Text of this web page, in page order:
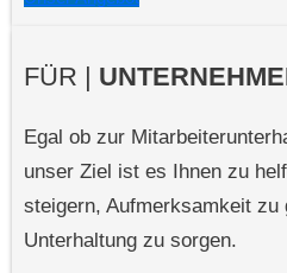
FÜR |
Egal ob zur
unser Ziel ist es Ihnen zu
steigern, Aufmerksamkeit zu
Unterhaltung zu sorgen.